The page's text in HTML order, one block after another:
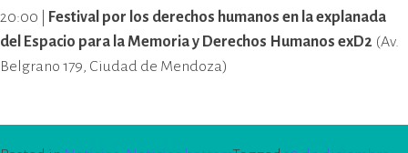
20:00 |
Festival por los derechos humanos en la explanada
del Espacio para la Memoria y Derechos Humanos exD2 (Av.
Belgrano 179, Ciudad de Mendoza)